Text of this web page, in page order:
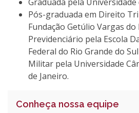
Pós-graduada em Direito
Fundação Getúlio Vargas do
Previdenciário pela Escola
Federal do Rio Grande do
Militar pela Universidade
de Janeiro.
Conheça nossa equipe